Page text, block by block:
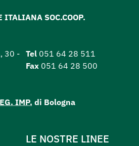
SOC.COOP.
30 -
Tel 051 64 28 511
Fax 051 64 28 500
IMP. di Bologna
LE NOSTRE LINEE